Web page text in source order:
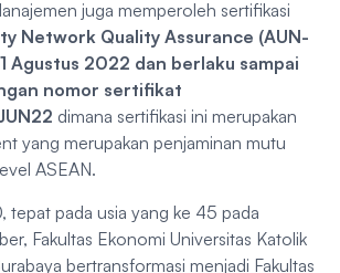
juga memperoleh sertifikasi
Network Quality Assurance (AUN-
Agustus 2022 dan berlaku sampai
nomor sertifikat
dimana sertifikasi ini merupakan
yang merupakan penjaminan mutu
ASEAN.
tepat pada usia yang ke 45 pada
Fakultas Ekonomi Universitas Katolik
bertransformasi menjadi Fakultas